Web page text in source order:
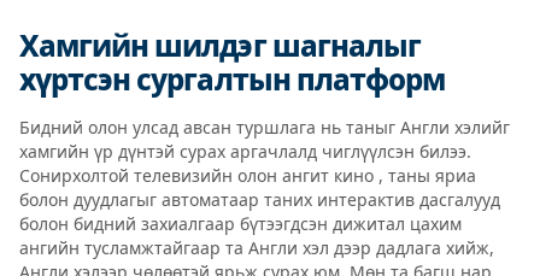
Хамгийн шилдэг шагналыг
хүртсэн сургалтын платформ
Бидний олон улсад авсан туршлага нь таныг Англи хэлийг
хамгийн үр дүнтэй сурах аргачлалд чиглүүлсэн билээ.
Сонирхолтой телевизийн олон ангит кино , таны яриа
болон дуудлагыг автоматаар таних интерактив дасгалууд
болон бидний захиалгаар бүтээгдсэн дижитал цахим
ангийн тусламжтайгаар та Англи хэл дээр дадлага хийж,
Англи хэлээр чөлөөтэй ярьж сурах юм. Мөн та багш нар